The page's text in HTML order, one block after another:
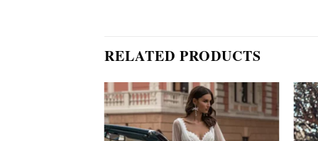
RELATED PRODUCTS